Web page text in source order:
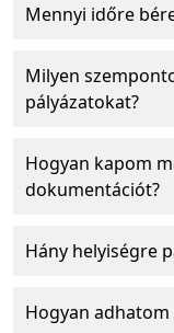
Mennyi időre
Milyen
pályázatokat?
Hogyan kapom
dokumentációt?
Hány helyiségre
Hogyan